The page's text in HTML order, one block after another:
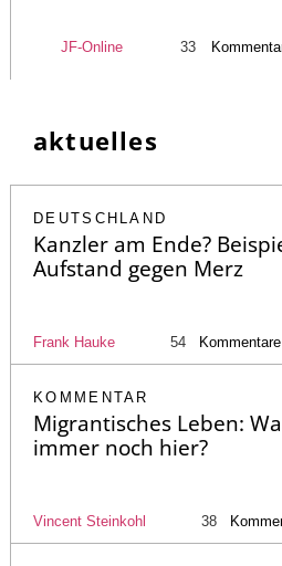
JF-Online 33
aktuelles
DEUTSCHLAND
Kanzler am Ende?
Aufstand gegen Merz
Frank Hauke 54
KOMMENTAR
Migrantisches Leben:
immer noch hier?
Vincent Steinkohl 38